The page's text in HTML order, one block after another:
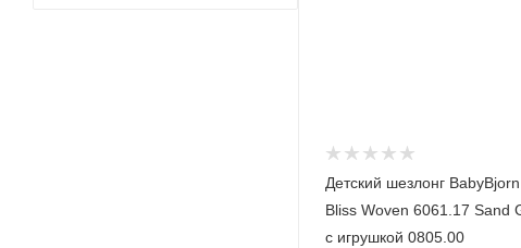
Детский шезлонг BabyBjorn
Bliss Woven 6061.17 Sand
с игрушкой 0805.00